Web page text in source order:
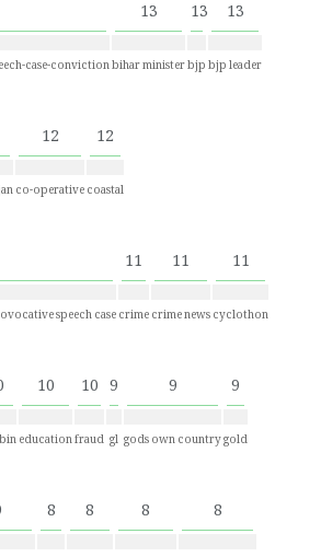
case-conviction
13
bihar minister
13
bjp
13
bjp leader
12
co-operative
12
coastal
speech case
11
crime
11
crime news
11
cyclothon
10
education
10
fraud
9
gl
9
gods own country
9
gold
8 8 8 8